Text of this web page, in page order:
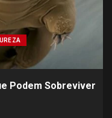
Podem Sobreviver